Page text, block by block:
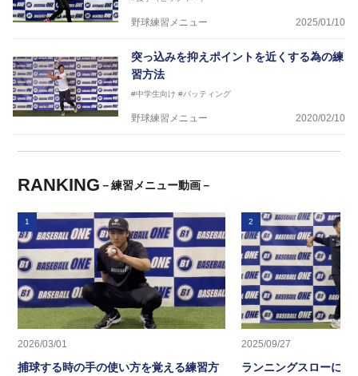
野球練習メニュー 2025/01/10
突っ込みを抑えポイントを近くする為の練
習方法
#中学生向け #バッティング
野球練習メニュー 2020/02/10
RANKING －練習メニュー動画－
1
2026/03/01
捕球する時の手の使い方を覚える練習方
2
2025/09/27
ランニングスローに繋